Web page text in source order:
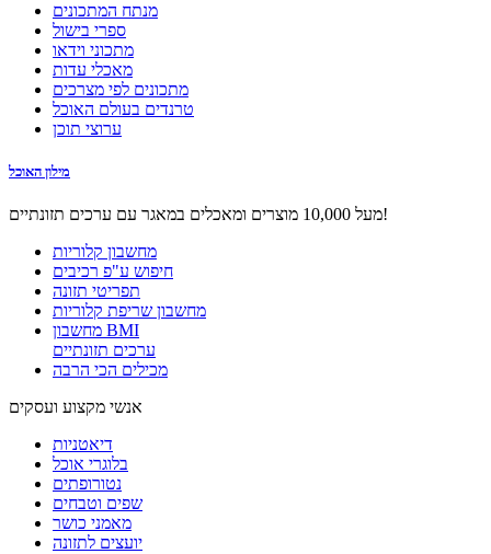
מנתח המתכונים
ספרי בישול
מתכוני וידאו
מאכלי עדות
מתכונים לפי מצרכים
טרנדים בעולם האוכל
ערוצי תוכן
מילון האוכל
מעל 10,000 מוצרים ומאכלים במאגר עם ערכים תזונתיים!
מחשבון קלוריות
חיפוש ע"פ רכיבים
תפריטי תזונה
מחשבון שריפת קלוריות
מחשבון BMI
ערכים תזונתיים
מכילים הכי הרבה
אנשי מקצוע ועסקים
דיאטניות
בלוגרי אוכל
נטורופתים
שפים וטבחים
מאמני כושר
יועצים לתזונה